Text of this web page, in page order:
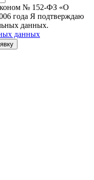
№ 152-ФЗ «О
года Я подтверждаю
данных.
данных